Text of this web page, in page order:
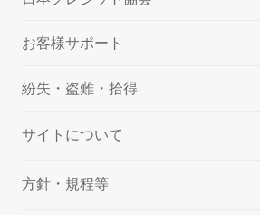
お客様サポート
紛失・盗難・拾得
サイトについて
方針・規程等